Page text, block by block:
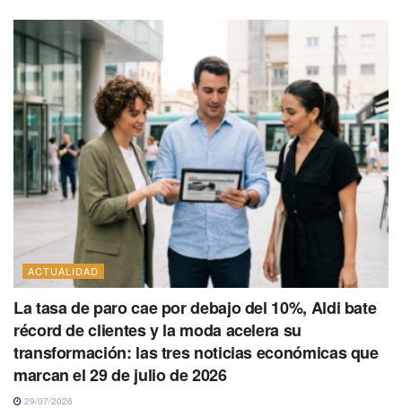
ACTUALIDAD
La tasa de paro cae por debajo del 10%, Aldi bate
récord de clientes y la moda acelera su
transformación: las tres noticias económicas que
marcan el 29 de julio de 2026
29/07/2026